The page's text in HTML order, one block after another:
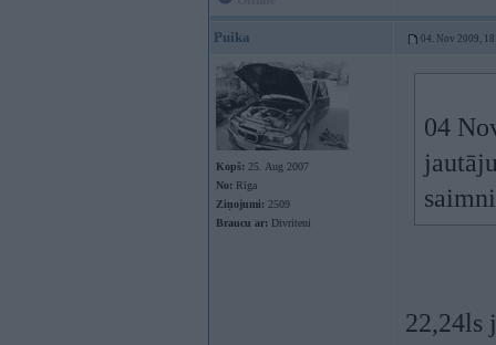
Puika 04. Nov 2009,
Kopš: 25. Aug 2007
No: Rīga
Ziņojumi: 2509
Braucu ar: Divriteni
04
22,24ls